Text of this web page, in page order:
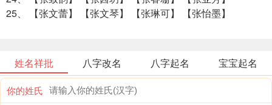
25、 【张文蕾】 【张文琴】 【张琳可】 【张怡墨】
姓名祥批 八字改名 八字起名 宝宝起名
你的姓氏